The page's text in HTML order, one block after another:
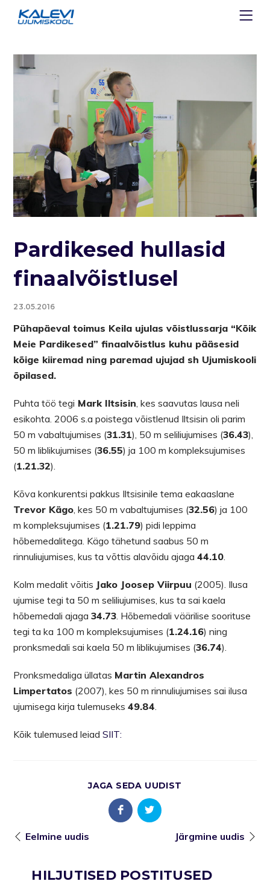
Pardikesed hullasid
finaalvõistlusel
23.05.2016
Pühapäeval toimus Keila ujulas võistlussarja “Kõik
Meie Pardikesed” finaalvõistlus kuhu pääsesid
kõige kiiremad ning paremad ujujad sh Ujumiskooli
õpilased.
Puhta töö tegi Mark Iltsisin , kes saavutas lausa neli
esikohta. 2006 s.a poistega võistlenud Iltsisin oli parim
50 m vabaltujumises (31.31), 50 m seliliujumises (36.43),
50 m liblikujumises (36.55) ja 100 m kompleksujumises
(1.21.32).
Kõva konkurentsi pakkus Iltsisinile tema eakaaslane
Trevor Kägo , kes 50 m vabaltujumises (32.56) ja 100
m kompleksujumises (1.21.79) pidi leppima
hõbemedalitega. Kägo tähetund saabus 50 m
rinnuliujumises, kus ta võttis alavõidu ajaga44.10
Kolm medalit võitis Jako Joosep Viirpuu (2005). Ilusa
ujumise tegi ta 50 m seliliujumises, kus ta sai kaela
hõbemedali ajaga34.73 . Hõbemedali väärilise soorituse
tegi ta ka 100 m kompleksujumises (1.24.16) ning
pronksmedali sai kaela 50 m liblikujumises (36.74).
Pronksmedaliga üllatas Martin Alexandros
Limpertatos (2007), kes 50 m rinnuliujumises sai ilusa
ujumisega kirja tulemuseks49.84
Kõik tulemused leiadSIIT:
JAGA SEDA UUDIST
Eelmine uudis Järgmine uudis
HILJUTISED POSTITUSED